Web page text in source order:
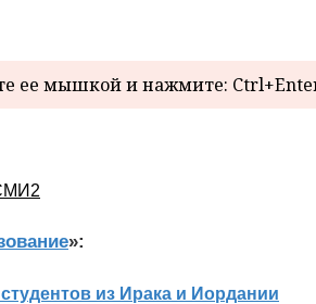
ее мышкой и нажмите:
»:
из Ирака и Иордании